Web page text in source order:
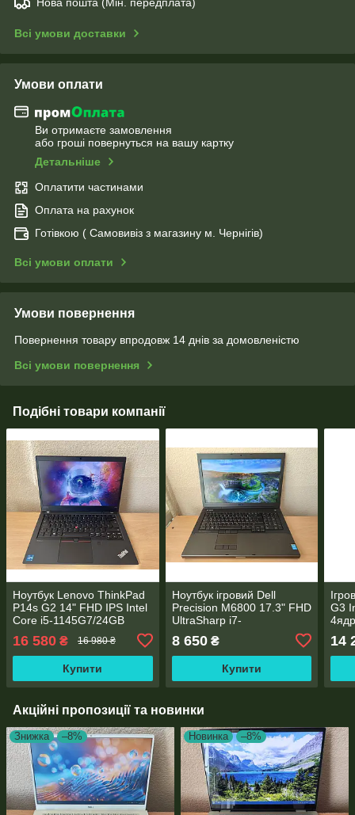
Всі умови доставки
Умови оплати
Ви отримаєте замовлення
або гроші повернуться на вашу картку
Детальніше
Оплатити частинами
Оплата на рахунок
Готівкою ( Самовивіз з магазину м. Чернігів)
Всі умови оплати
Умови повернення
Повернення товару впродовж 14 днів за домовленістю
Всі умови повернення
Подібні товари компанії
Ноутбук Lenovo ThinkPad
P14s G2 14" FHD IPS Intel
Core i5-1145G7/24GB
M.2/NVIDIA T500 4 GB
GDDR6
16 580 ₴ 16 980 ₴
Купити
Ноутбук ігровий Dell
Precision M6800 17.3" FHD
UltraSharp i7-
Nvidia Quadro K5100M
8GB 256bit
8 650₴
Купити
G3
14
Акційні пропозиції та новинки
Знижка –8% Новинка –8%